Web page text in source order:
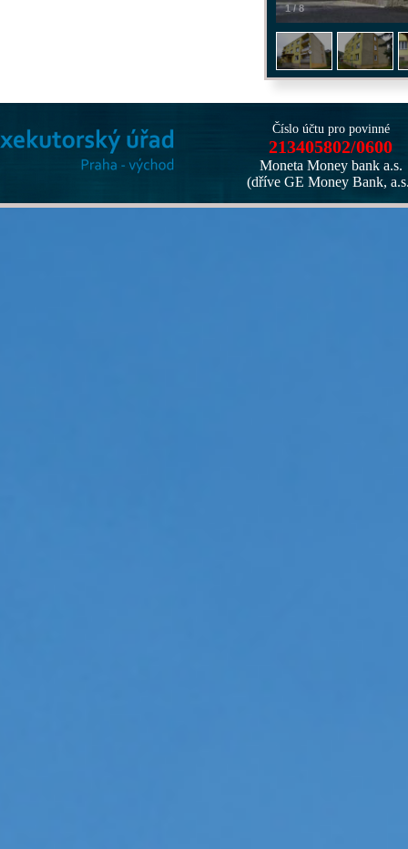
1/8
Číslo účtu pro povinné
213405802/0600
Moneta Money bank a.s.
(dříve GE Money Bank,